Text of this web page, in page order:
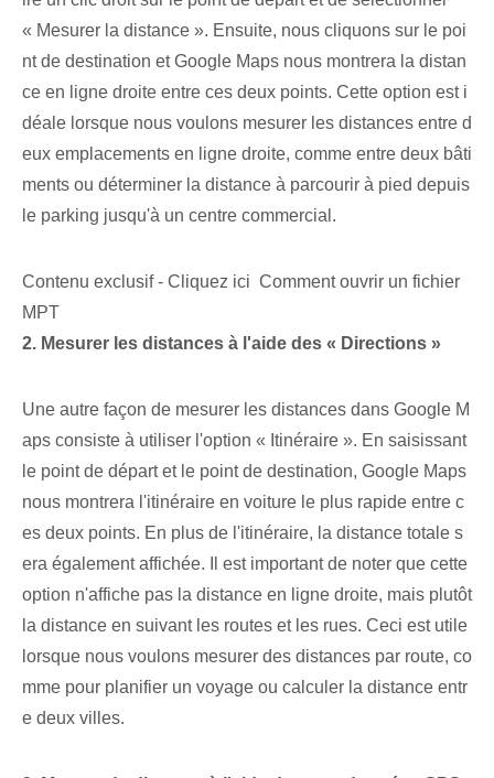
« Mesurer la distance ». Ensuite, nous cliquons sur le poi
nt de destination et Google Maps nous montrera la distan
ce en ligne droite entre ces deux points. Cette option est i
déale lorsque nous voulons mesurer les distances entre d
eux emplacements en ligne droite, comme entre deux bâti
ments ou déterminer la distance à parcourir à pied depuis
le parking jusqu'à un centre commercial.
Contenu exclusif - Cliquez ici Comment ouvrir un fichier
MPT
2. Mesurer les distances à l'aide des « Directions »
Une autre façon de mesurer les distances dans Google M
aps consiste à utiliser l'option « Itinéraire ». En saisissant
le point de départ et le point de destination, Google Maps
nous montrera l'itinéraire en voiture le plus rapide entre c
es deux points. En plus de l'itinéraire, la distance totale s
era également affichée. Il est important de noter que cette
option n'affiche pas la distance en ligne droite, mais plutôt
la distance en suivant les routes et les rues. Ceci est utile
lorsque nous voulons mesurer des distances par route, co
mme pour planifier un voyage ou calculer la distance entr
e deux villes.